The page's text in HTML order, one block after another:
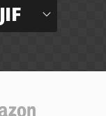
JIF